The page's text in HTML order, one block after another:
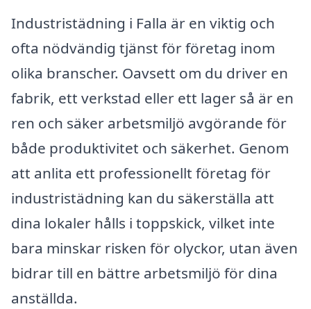
Industristädning i Falla är en viktig och
ofta nödvändig tjänst för företag inom
olika branscher. Oavsett om du driver en
fabrik, ett verkstad eller ett lager så är en
ren och säker arbetsmiljö avgörande för
både produktivitet och säkerhet. Genom
att anlita ett professionellt företag för
industristädning kan du säkerställa att
dina lokaler hålls i toppskick, vilket inte
bara minskar risken för olyckor, utan även
bidrar till en bättre arbetsmiljö för dina
anställda.